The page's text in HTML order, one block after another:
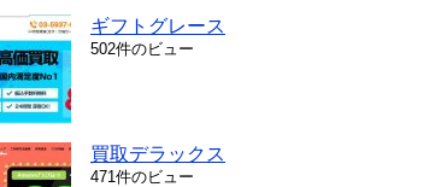
ギフトグレース
502件のビュー
買取デラックス
471件のビュー